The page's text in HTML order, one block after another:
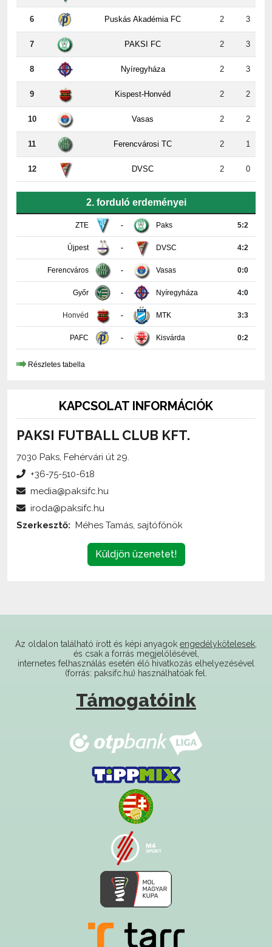
7 PAKSI FC 2 3
8 Nyíregyháza 2 3
9 Kispest-Honvéd 2 2
10 Vasas 2 2
11 Ferencvárosi TC 2 1
12 DVSC 2 0
ZTE - Paks
Újpest DVSC 4:2
Ferencváros Vasas 0:0
Győr Nyíregyháza 4:0
Honvéd MTK 3:3
PAFC Kisvárda 0:2
Részletes tabella
PAKSI FUTBALL CLUB KFT.
7030 Paks, Fehérvári út 29.
Küldjön üzenetet!
internetes felhasználás esetén élő hivatkozás elhelyezésével
(forrás: paksifc.hu) használhatóak fel.
Támogatóink